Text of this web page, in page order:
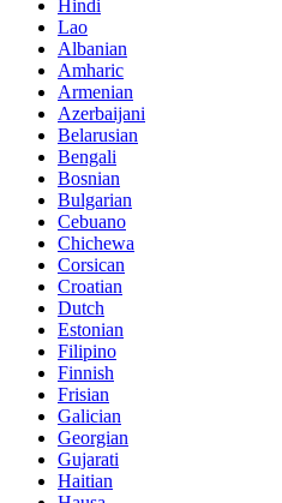
Hindi
Lao
Albanian
Amharic
Armenian
Azerbaijani
Belarusian
Bengali
Bosnian
Bulgarian
Cebuano
Chichewa
Corsican
Croatian
Dutch
Estonian
Filipino
Finnish
Frisian
Galician
Georgian
Gujarati
Haitian